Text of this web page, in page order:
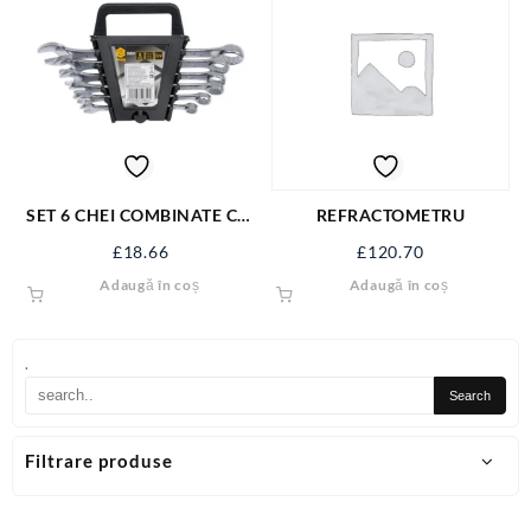
.
Filtrare produse
SET 6 CHEI COMBINATE CR-
£18.66
Adaugă în coș
REFRACTOMETRU
£120.70
Adaugă în coș